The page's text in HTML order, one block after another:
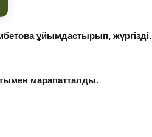
ұйымдастырып, жүргізді.
марапатталды.